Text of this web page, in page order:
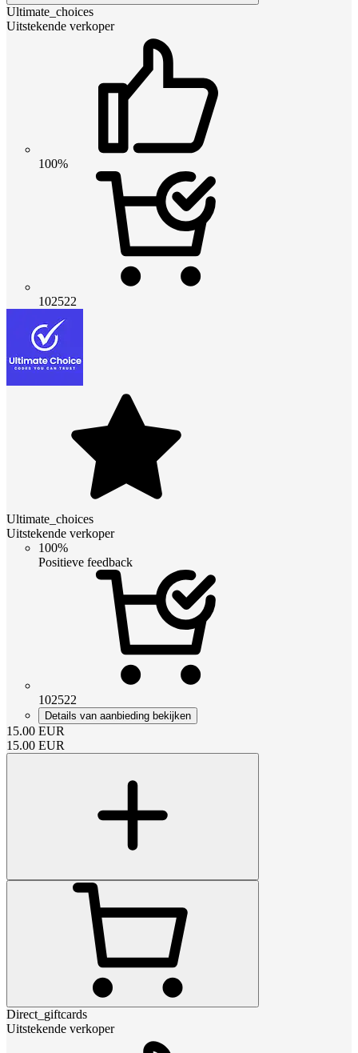
Ultimate_choices
Uitstekende verkoper
100%
102522
Ultimate_choices
Uitstekende verkoper
100%
Positieve feedback
102522
Details van aanbieding bekijken
15.00 EUR
15.00 EUR
Direct_giftcards
Uitstekende verkoper